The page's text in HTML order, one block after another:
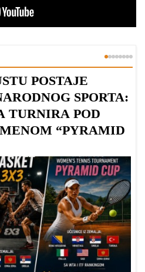
POSTAJE
SPORTA:
TURNIRA POD
“PYRAMID